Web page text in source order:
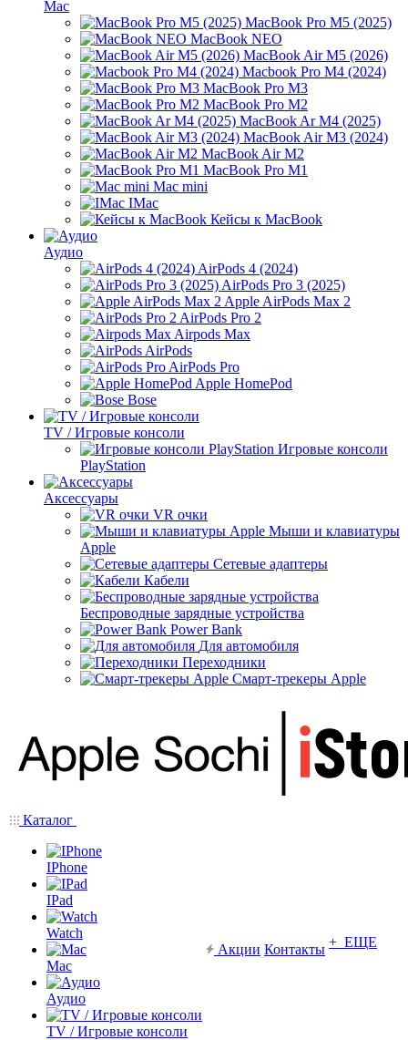
Mac
MacBook Pro M5 (2025)
MacBook NEO
MacBook Air M5 (2026)
Macbook Pro M4 (2024)
MacBook Pro M3
MacBook Pro M2
MacBook Ar M4 (2025)
MacBook Air M3 (2024)
MacBook Air M2
MacBook Pro M1
Mac mini
IMac
Кейсы к MacBook
Аудио
AirPods 4 (2024)
AirPods Pro 3 (2025)
Apple AirPods Max 2
AirPods Pro 2
Airpods Max
AirPods
AirPods Pro
Apple HomePod
Bose
TV / Игровые консоли
Игровые консоли
PlayStation
Аксессуары
VR очки
Мыши и клавиатуры
Apple
Сетевые адаптеры
Кабели
Беспроводные зарядные устройства
Power Bank
Для автомобиля
Переходники
Смарт-трекеры Apple
Каталог
IPhone
IPad
Watch
Mac
Аудио
TV / Игровые консоли
Акции Контакты + ЕЩЕ